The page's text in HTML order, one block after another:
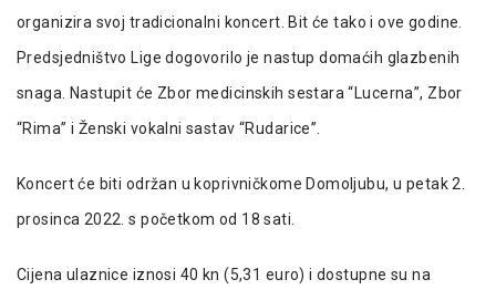
organizira svoj tradicionalni koncert. Bit će tako i ove godine.
Predsjedništvo Lige dogovorilo je nastup domaćih glazbenih
snaga. Nastupit će Zbor medicinskih sestara “Lucerna”, Zbor
“Rima” i Ženski vokalni sastav “Rudarice”.
Koncert će biti održan u koprivničkome Domoljubu, u petak 2.
prosinca 2022. s početkom od 18 sati.
Cijena ulaznice iznosi 40 kn (5,31 euro) i dostupne su na